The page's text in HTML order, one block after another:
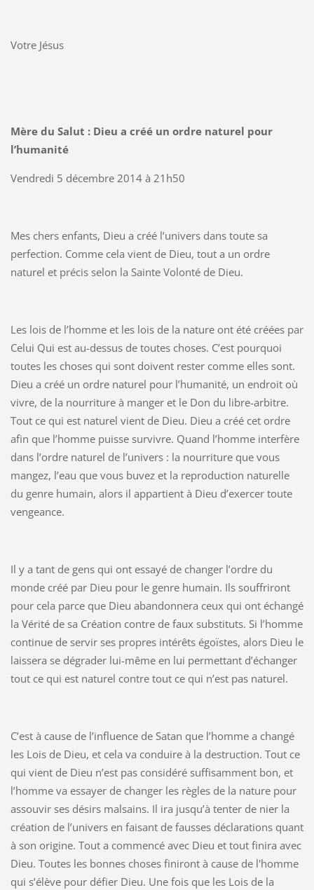
Votre Jésus
Mère du Salut : Dieu a créé un ordre naturel pour
l’humanité
Vendredi 5 décembre 2014 à 21h50
Mes chers enfants, Dieu a créé l’univers dans toute sa
perfection. Comme cela vient de Dieu, tout a un ordre
naturel et précis selon la Sainte Volonté de Dieu.
Les lois de l’homme et les lois de la nature ont été créées par
Celui Qui est au-dessus de toutes choses. C’est pourquoi
toutes les choses qui sont doivent rester comme elles sont.
Dieu a créé un ordre naturel pour l’humanité, un endroit où
vivre, de la nourriture à manger et le Don du libre-arbitre.
Tout ce qui est naturel vient de Dieu. Dieu a créé cet ordre
afin que l’homme puisse survivre. Quand l’homme interfère
dans l’ordre naturel de l’univers : la nourriture que vous
mangez, l’eau que vous buvez et la reproduction naturelle
du genre humain, alors il appartient à Dieu d’exercer toute
vengeance.
Il y a tant de gens qui ont essayé de changer l’ordre du
monde créé par Dieu pour le genre humain. Ils souffriront
pour cela parce que Dieu abandonnera ceux qui ont échangé
la Vérité de sa Création contre de faux substituts. Si l’homme
continue de servir ses propres intérêts égoïstes, alors Dieu le
laissera se dégrader lui-même en lui permettant d’échanger
tout ce qui est naturel contre tout ce qui n’est pas naturel.
C’est à cause de l’influence de Satan que l’homme a changé
les Lois de Dieu, et cela va conduire à la destruction. Tout ce
qui vient de Dieu n’est pas considéré suffisamment bon, et
l’homme va essayer de changer les règles de la nature pour
assouvir ses désirs malsains. Il ira jusqu’à tenter de nier la
création de l’univers en faisant de fausses déclarations quant
à son origine. Tout a commencé avec Dieu et tout finira avec
Dieu. Toutes les bonnes choses finiront à cause de l'homme
qui s’élève pour défier Dieu. Une fois que les Lois de la